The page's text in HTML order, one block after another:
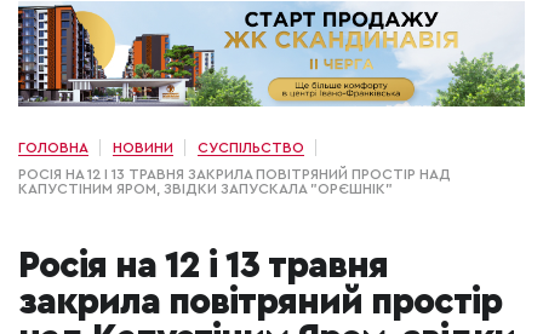
ГОЛОВНА НОВИНИ
СУСПІЛЬСТВО
РОСІЯ НА 12 І 13 ТРАВНЯ ЗАКРИЛА ПОВІТРЯНИЙ ПРОСТІР НАД
КАПУСТІНИМ ЯРОМ, ЗВІДКИ ЗАПУСКАЛА "ОРЄШНІК"
Росія на 12 і 13 травня
закрила повітряний простір